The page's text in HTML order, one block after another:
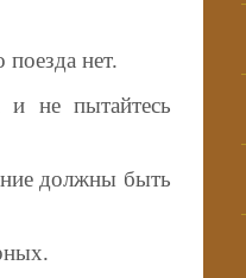
поезда нет.
не пытайтесь
должны быть